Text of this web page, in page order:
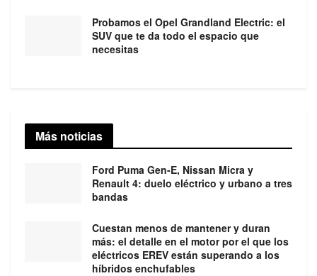
Probamos el Opel Grandland Electric: el
SUV que te da todo el espacio que
necesitas
Más noticias
Ford Puma Gen-E, Nissan Micra y
Renault 4: duelo eléctrico y urbano a tres
bandas
Cuestan menos de mantener y duran
más: el detalle en el motor por el que los
eléctricos EREV están superando a los
híbridos enchufables